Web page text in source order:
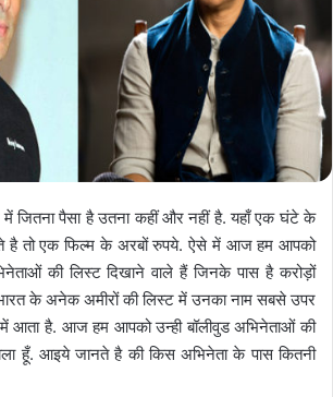
में जितना पैसा है उतना कहीं और नहीं है. यहाँ एक घंटे के
है तो एक फिल्म के अरबों रुपये. ऐसे में आज हम आपको
की लिस्ट दिखाने वाले हैं जिनके पास है करोड़ों
के अनेक अमीरों की लिस्ट में उनका नाम सबसे उपर
आता है. आज हम आपको उन्ही बॉलीवुड अभिनेताओं की
हूँ. आइये जानते है की किस अभिनेता के पास कितनी